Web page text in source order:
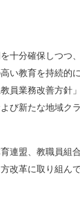
十分確保しつつ
い教育を持続的
員業務改善方針
び新たな地域ク
連盟、教職員組
改革に取り組んで